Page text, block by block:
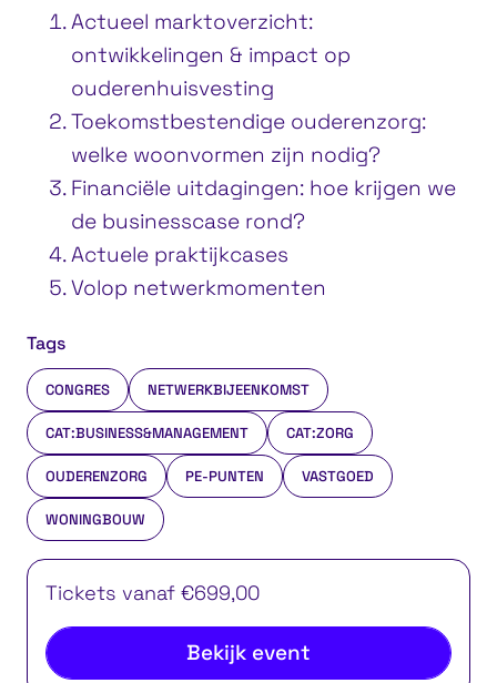
Actueel marktoverzicht:
ontwikkelingen & impact op
ouderenhuisvesting
Toekomstbestendige ouderenzorg:
welke woonvormen zijn nodig?
Financiële uitdagingen: hoe krijgen we
de businesscase rond?
Actuele praktijkcases
Volop netwerkmomenten
Tags
CONGRES NETWERKBIJEENKOMST
CAT:BUSINESS&MANAGEMENT CAT:ZORG
OUDERENZORG PE-PUNTEN VASTGOED
WONINGBOUW
Tickets vanaf €699,00
Bekijk event